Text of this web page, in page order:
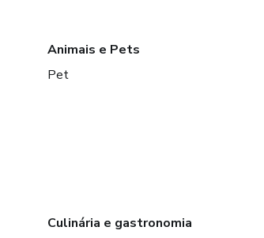
Animais e Pets
Pet
Culinária e gastronomia